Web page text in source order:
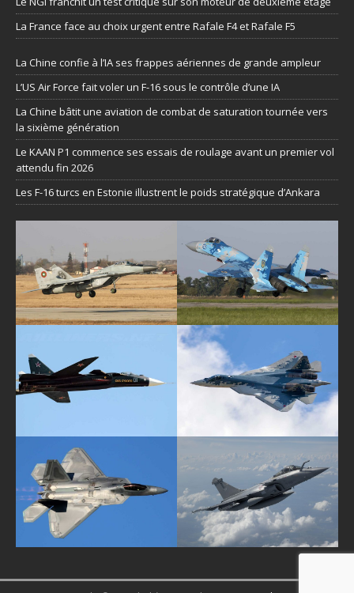
La France face au choix urgent entre Rafale F4 et Rafale F5
La Chine confie à l’IA ses frappes aériennes de grande ampleur
L’US Air Force fait voler un F-16 sous le contrôle d’une IA
La Chine bâtit une aviation de combat de saturation tournée vers
la sixième génération
Le KAAN P1 commence ses essais de roulage avant un premier vol
attendu fin 2026
Les F-16 turcs en Estonie illustrent le poids stratégique d’Ankara